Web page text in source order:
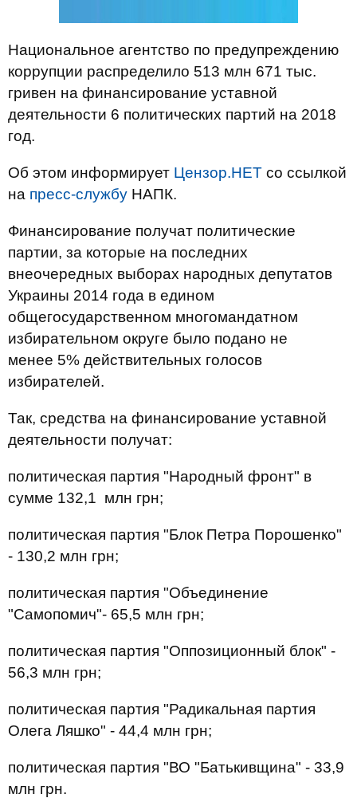
Национальное агентство по предупреждению
коррупции распределило 513 млн 671 тыс.
гривен на финансирование уставной
деятельности 6 политических партий на 2018
год.
Об этом информирует Цензор.НЕТ со ссылкой
на пресс-службу НАПК.
Финансирование получат политические
партии, за которые на последних
внеочередных выборах народных депутатов
Украины 2014 года в едином
общегосударственном многомандатном
избирательном округе было подано не
менее 5% действительных голосов
избирателей.
Так, средства на финансирование уставной
деятельности получат:
политическая партия "Народный фронт" в
сумме 132,1 млн грн;
политическая партия "Блок Петра Порошенко"
- 130,2 млн грн;
политическая партия "Объединение
"Самопомич"- 65,5 млн грн;
политическая партия "Оппозиционный блок" -
56,3 млн грн;
политическая партия "Радикальная партия
Олега Ляшко" - 44,4 млн грн;
политическая партия "ВО "Батькивщина" - 33,9
млн грн.